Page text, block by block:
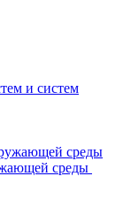
и систем
среды